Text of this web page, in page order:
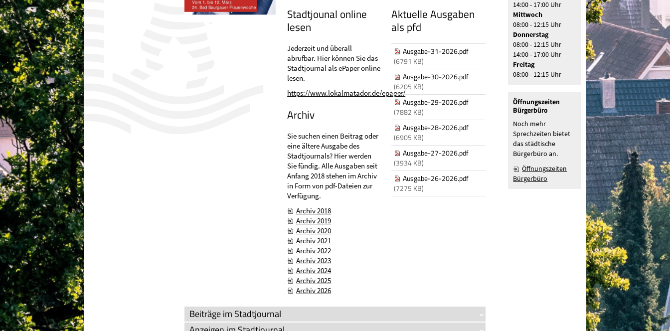
Stadtjounal online
lesen
Jederzeit und überall
abrufbar. Hier können Sie das
Stadtjournal als ePaper online
lesen.
https://www.lokalmatador.de/epaper/
Archiv
Sie suchen einen Beitrag oder
eine ältere Ausgabe des
Stadtjournals? Hier werden
Sie fündig. Alle Ausgaben seit
Anfang 2018 stehen im Archiv
in Form von pdf-Dateien zur
Verfügung.
Archiv 2018
Archiv 2019
Archiv 2020
Archiv 2021
Archiv 2022
Archiv 2023
Archiv 2024
Archiv 2025
Archiv 2026
Aktuelle Ausgaben
als pfd
Ausgabe-31-2026.pdf
(6791 KB)
Ausgabe-30-2026.pdf
(6205 KB)
Ausgabe-29-2026.pdf
(7882 KB)
Ausgabe-28-2026.pdf
(6905 KB)
Ausgabe-27-2026.pdf
(3934 KB)
Ausgabe-26-2026.pdf
(7275 KB)
Beiträge im Stadtjournal
14:00 - 17:00 Uhr
Mittwoch
08:00 - 12:15 Uhr
Donnerstag
08:00 - 12:15 Uhr
14:00 - 17:00 Uhr
Freitag
08:00 - 12:15 Uhr
Öffnungszeiten
Bürgerbüro
Noch mehr
Sprechzeiten bietet
das städtische
Bürgerbüro an.
Öffnungszeiten
Bürgerbüro